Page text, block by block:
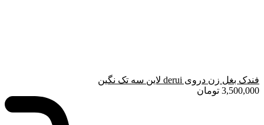
فندک بغل زن دروی derui لاین سه تک نگین
3,500,000 تومان